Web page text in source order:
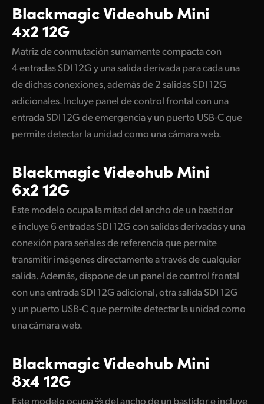
BlackmagicVideohub Mini
4x2 12G
Matriz de conmutación sumamente compacta con
4 entradas SDI 12G y una salida derivada para cada una
de dichas conexiones, además de 2 salidas SDI 12G
adicionales. Incluye panel de control frontal con una
entrada SDI 12G de emergencia y un puerto USB-C que
permite detectar la unidad como una cámara web.
BlackmagicVideohub Mini
6x2 12G
Este modelo ocupa la mitad del ancho de un bastidor
e incluye 6 entradas SDI 12G con salidas derivadas y una
conexión para señales de referencia que permite
transmitir imágenes directamente a través de cualquier
salida. Además, dispone de un panel de control frontal
con una entrada SDI 12G adicional, otra salida SDI 12G
y un puerto USB-C que permite detectar la unidad como
una cámara web.
BlackmagicVideohub Mini
8x4 12G
Este modelo ocupa ⅔ del ancho de un bastidor e incluye